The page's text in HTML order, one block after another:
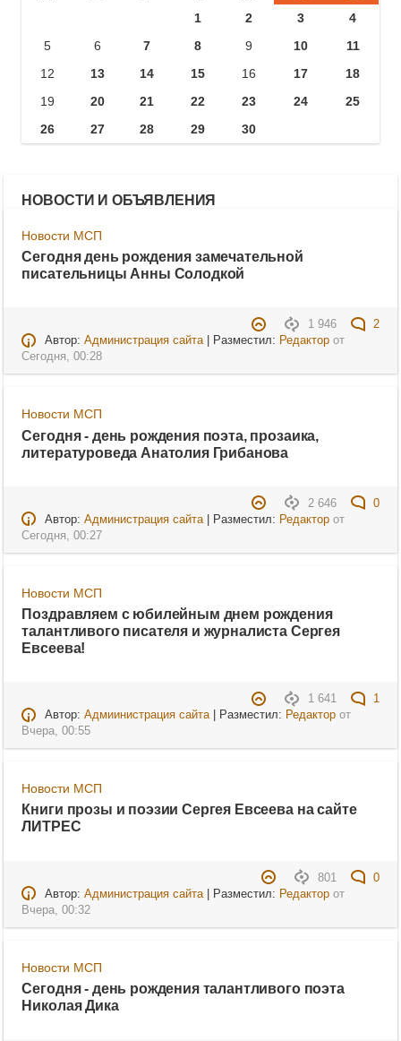
1
2 3
4
5
6 7 8 9 10
11
12
13 14 15 16 17
18
19
20 21 22 23 24
25
26
27 28 29 30
НОВОСТИ И ОБЪЯВЛЕНИЯ
Новости МСП
Сегодня день рождения замечательной
писательницы Анны Солодкой
1 946
2
Автор: Администрация сайта| Разместил: Редакторот
Сегодня, 00:28
Новости МСП
Сегодня - день рождения поэта, прозаика,
литературоведа Анатолия Грибанова
2 646
0
Автор: Администрация сайта| Разместил: Редакторот
Сегодня, 00:27
Новости МСП
Поздравляем с юбилейным днем рождения
талантливого писателя и журналиста Сергея
Евсеева!
1 641
1
Автор: Адмиинистрация сайта| Разместил: Редакторот
Вчера, 00:55
Новости МСП
Книги прозы и поэзии Сергея Евсеева на сайте
ЛИТРЕС
801
0
Автор: Администрация сайта| Разместил: Редакторот
Вчера, 00:32
Новости МСП
Сегодня - день рождения талантливого поэта
Николая Дика